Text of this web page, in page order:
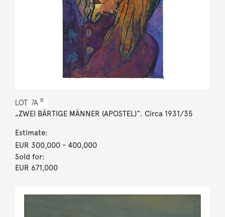
LOT 7A R
„ZWEI BÄRTIGE MÄNNER (APOSTEL)“. Circa 1931/35
Estimate:
EUR 300,000- 400,000
Sold for:
EUR 671,000